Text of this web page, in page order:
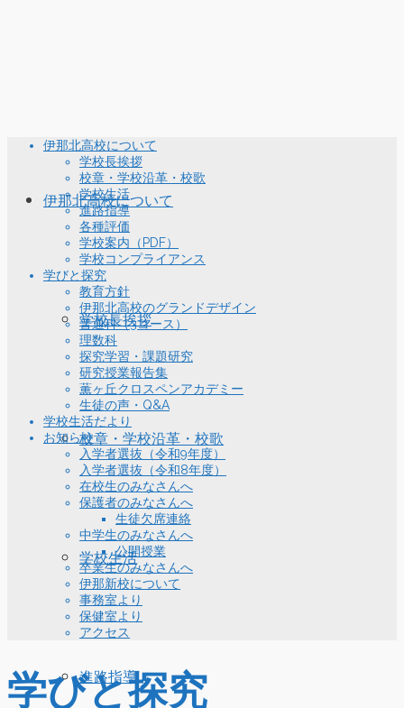
伊那北高校について
学校長挨拶
校章・学校沿革・校歌
学校生活
進路指導
伊那北高校について
学校長挨拶
校章・学校沿革・校歌
学校生活
進路指導
各種評価
学校案内（PDF）
学校コンプライアンス
学びと探究
教育方針
伊那北高校のグランドデザイン
普通科（3コース）
理数科
探究学習・課題研究
研究授業報告集
薫ヶ丘クロスペンアカデミー
生徒の声・Q&A
学校生活だより
お知らせ
入学者選抜（令和9年度）
入学者選抜（令和8年度）
在校生のみなさんへ
保護者のみなさんへ
生徒欠席連絡
中学生のみなさんへ
公開授業
卒業生のみなさんへ
伊那新校について
事務室より
保健室より
アクセス
学びと探究